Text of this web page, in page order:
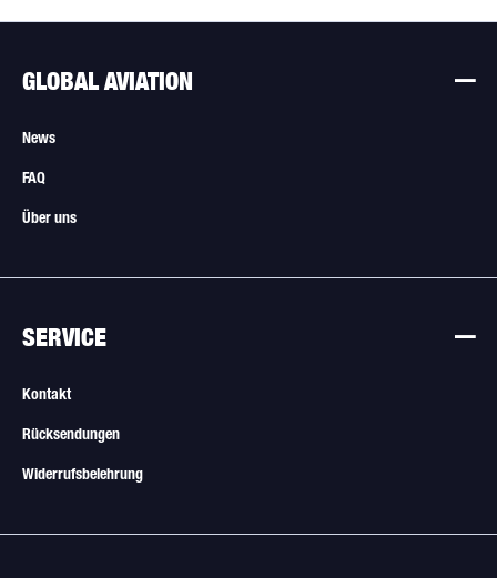
GLOBAL AVIATION
News
FAQ
Über uns
SERVICE
Kontakt
Rücksendungen
Widerrufsbelehrung